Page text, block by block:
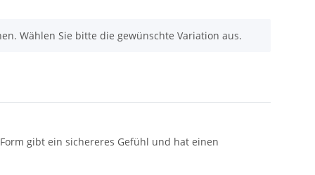
Wählen Sie bitte die gewünschte Variation aus.
gibt ein sichereres Gefühl und hat einen